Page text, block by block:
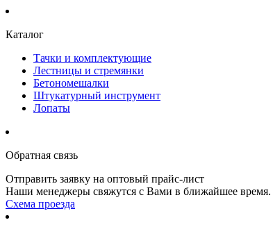
Каталог
Тачки и комплектующие
Лестницы и стремянки
Бетономешалки
Штукатурный инструмент
Лопаты
Обратная связь
Отправить заявку на оптовый прайс-лист
Наши менеджеры свяжутся с Вами в ближайшее время.
Схема проезда